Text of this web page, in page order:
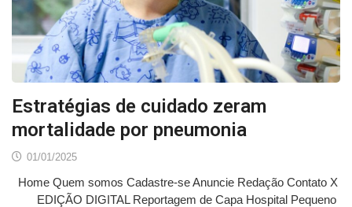
Estratégias de cuidado zeram
mortalidade por pneumonia
01/01/2025
Home Quem somos Cadastre-se Anuncie Redação Contato X
EDIÇÃO DIGITAL Reportagem de Capa Hospital Pequeno